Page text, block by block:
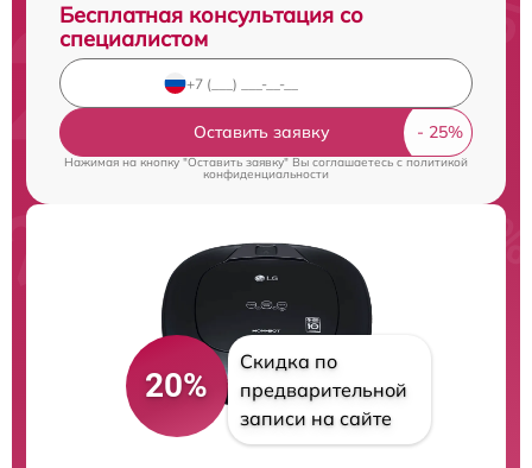
Бесплатная консультация со
специалистом
Оставить заявку
Нажимая на кнопку "Оставить заявку" Вы соглашаетесь cполитикой
конфиденциальности
20%
Скидка по
предварительной
записи на сайте